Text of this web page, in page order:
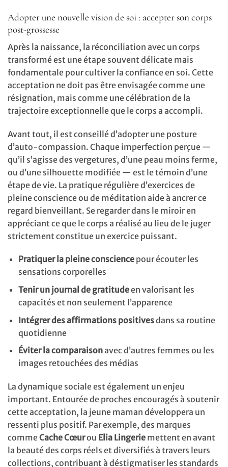
Adopter une nouvelle vision de soi : accepter son corps
post-grossesse
Après la naissance, la réconciliation avec un corps
transformé est une étape souvent délicate mais
fondamentale pour cultiver la confiance en soi. Cette
acceptation ne doit pas être envisagée comme une
résignation, mais comme une célébration de la
trajectoire exceptionnelle que le corps a accompli.
Avant tout, il est conseillé d’adopter une posture
d’auto-compassion. Chaque imperfection perçue —
qu’il s’agisse des vergetures, d’une peau moins ferme,
ou d’une silhouette modifiée — est le témoin d’une
étape de vie. La pratique régulière d’exercices de
pleine conscience ou de méditation aide à ancrer ce
regard bienveillant. Se regarder dans le miroir en
appréciant ce que le corps a réalisé au lieu de le juger
strictement constitue un exercice puissant.
Pratiquer la pleine consciencepour écouter les
sensations corporelles
Tenir un journal de gratitudeen valorisant les
capacités et non seulement l’apparence
Intégrer des affirmations positivesdans sa routine
quotidienne
Éviter la comparaisonavec d’autres femmes ou les
images retouchées des médias
La dynamique sociale est également un enjeu
important. Entourée de proches encouragés à soutenir
cette acceptation, la jeune maman développera un
ressenti plus positif. Par exemple, des marques
commeCache Cœurou Elia Lingerie mettent en avant
la beauté des corps réels et diversifiés à travers leurs
collections, contribuant à déstigmatiser les standards